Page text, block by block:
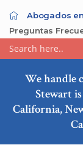
Abogados
Preguntas
We handle
Stewart
California,